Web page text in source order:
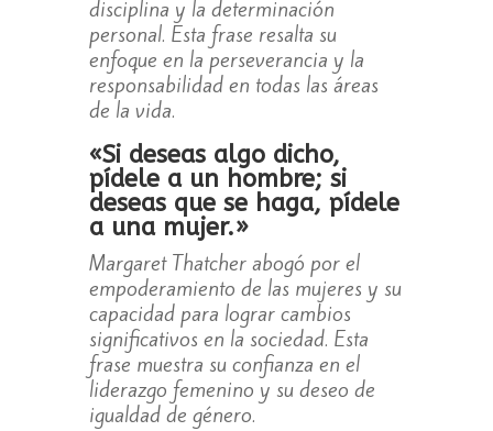
disciplina y la determinación
personal. Esta frase resalta su
enfoque en la perseverancia y la
responsabilidad en todas las áreas
de la vida.
«Si deseas algo dicho,
pídele a un hombre; si
deseas que se haga, pídele
a una mujer.»
Margaret Thatcher abogó por el
empoderamiento de las mujeres y su
capacidad para lograr cambios
significativos en la sociedad. Esta
frase muestra su confianza en el
liderazgo femenino y su deseo de
igualdad de género.